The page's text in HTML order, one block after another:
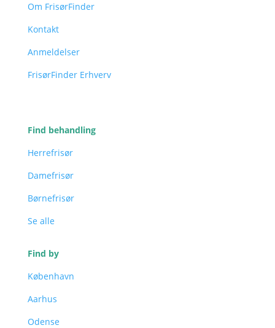
Om FrisørFinder
Kontakt
Anmeldelser
FrisørFinder Erhverv
Find behandling
Herrefrisør
Damefrisør
Børnefrisør
Se alle
Find by
København
Aarhus
Odense